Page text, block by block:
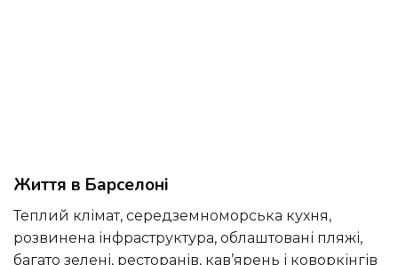
Життя в Барселоні
Теплий клімат, середземноморська кухня,
розвинена інфраструктура, облаштовані пляжі,
багато зелені, ресторанів, кав’ярень і коворкінгів